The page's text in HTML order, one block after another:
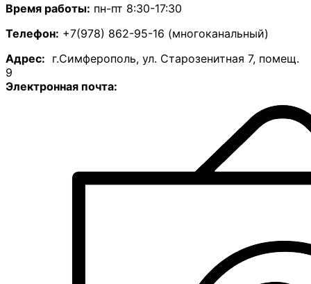
Время работы: пн-пт 8:30-17:30
Телефон: +7(978) 862-95-16 (многоканальный)
Адрес: г.Симферополь, ул. Старозенитная 7, помещ.
9
Электронная почта: